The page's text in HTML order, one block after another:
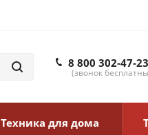
8 800 302-47-23
(звонок
Техника для дома